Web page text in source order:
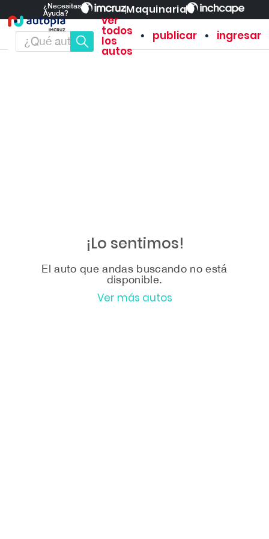
¿Necesitas
Ayuda?
Maquinaria
ver
todos
los
autos
• publicar • ingresar
¡Lo sentimos!
El auto que andas buscando no está
disponible.
Ver más autos